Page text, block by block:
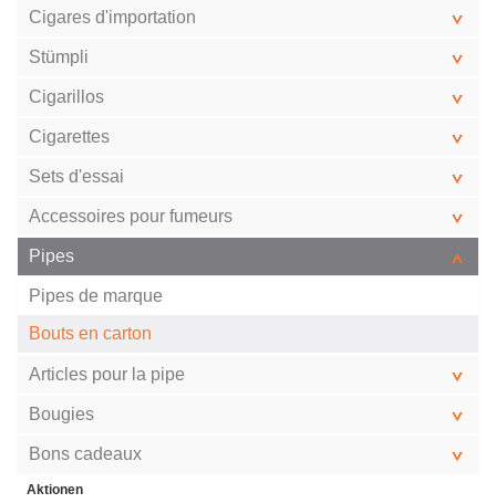
Cigares d'importation
Stümpli
Cigarillos
Cigarettes
Sets d'essai
Accessoires pour fumeurs
Pipes
Pipes de marque
Bouts en carton
Articles pour la pipe
Bougies
Bons cadeaux
Aktionen